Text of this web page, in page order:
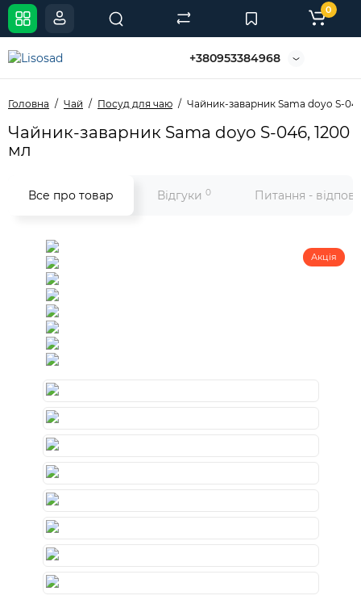
+380953384968
0
Головна Чай Посуд для чаю Чайник-заварник Sama doyo S-
Чайник-заварник Sama doyo S-046, 1200
мл
Все про товар Відгуки 0 Питання -
Акція